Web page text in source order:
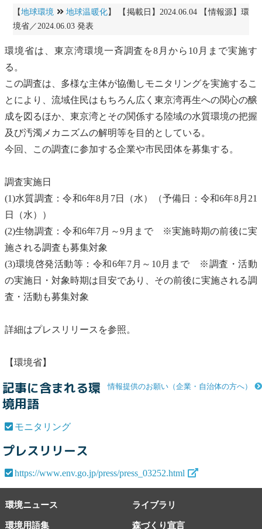
【地球環境 地球温暖化】 【掲載日】2024.06.04 【情報源】環
境省／2024.06.03 発表
環境省は、東京湾環境一斉調査を8月から10月まで実施す
る。
この調査は、多様な主体が協働しモニタリングを実施するこ
とにより、流域住民はもちろん広く東京湾再生への関心の醸
成を図るほか、東京湾とその関係する陸域の水質環境の把握
及び汚濁メカニズムの解明等を目的としている。
今回、この調査に参加する企業や市民団体を募集する。
調査実施日
(1)水質調査：令和6年8月7日（水）（予備日：令和6年8月21
日（水））
(2)生物調査：令和6年7月～9月まで ※実施時期の前後に実
施される調査も募集対象
(3)環境啓発活動等：令和6年7月～10月まで ※調査・活動
の実施日・対象時期は目安であり、その前後に実施される調
査・活動も募集対象
詳細はプレスリリースを参照。
【環境省】
情報提供のお願い（企業・自治体の方へ）
記事に含まれる環
境用語
モニタリング
プレスリリース
https://www.env.go.jp/press/press_03252.html
環境ニュース ライブラリ
環境用語集 森づくり宣言